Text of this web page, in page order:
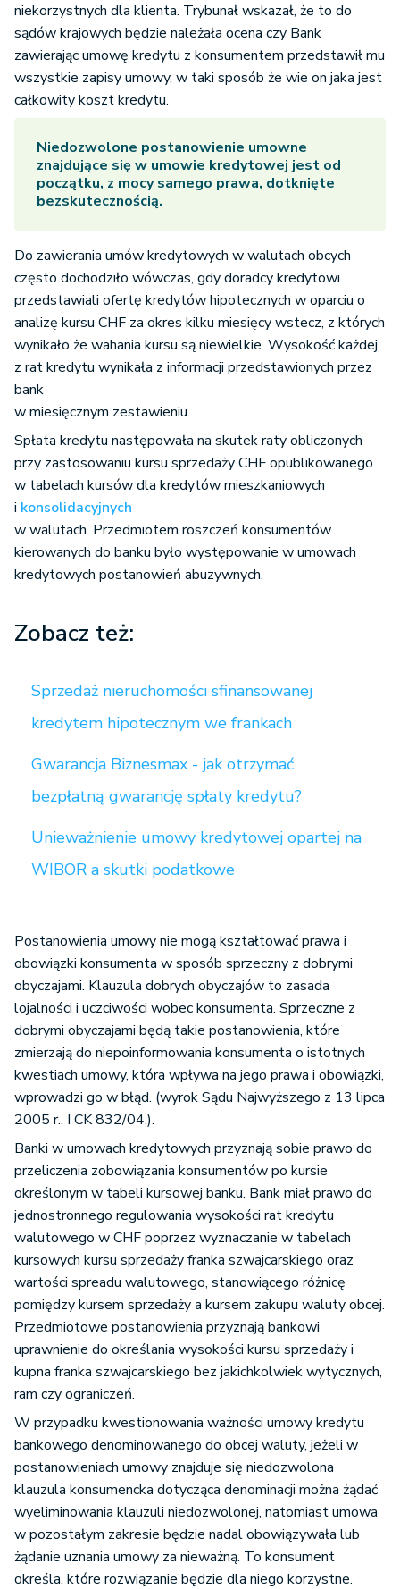
niekorzystnych dla klienta. Trybunał wskazał, że to do
sądów krajowych będzie należała ocena czy Bank
zawierając umowę kredytu z konsumentem przedstawił mu
wszystkie zapisy umowy, w taki sposób że wie on jaka jest
całkowity koszt kredytu.
Niedozwolone postanowienie umowne
znajdujące się w umowie kredytowej jest od
początku, z mocy samego prawa, dotknięte
bezskutecznością.
Do zawierania umów kredytowych w walutach obcych
często dochodziło wówczas, gdy doradcy kredytowi
przedstawiali ofertę kredytów hipotecznych w oparciu o
analizę kursu CHF za okres kilku miesięcy wstecz, z których
wynikało że wahania kursu są niewielkie. Wysokość każdej
z rat kredytu wynikała z informacji przedstawionych przez
bank
w miesięcznym zestawieniu.
Spłata kredytu następowała na skutek raty obliczonych
przy zastosowaniu kursu sprzedaży CHF opublikowanego
w tabelach kursów dla kredytów mieszkaniowych
i konsolidacyjnych
w walutach. Przedmiotem roszczeń konsumentów
kierowanych do banku było występowanie w umowach
kredytowych postanowień abuzywnych.
Zobacz też:
Sprzedaż nieruchomości sfinansowanej
kredytem hipotecznym we frankach
Gwarancja Biznesmax - jak otrzymać
bezpłatną gwarancję spłaty kredytu?
Unieważnienie umowy kredytowej opartej na
WIBOR a skutki podatkowe
Postanowienia umowy nie mogą kształtować prawa i
obowiązki konsumenta w sposób sprzeczny z dobrymi
obyczajami. Klauzula dobrych obyczajów to zasada
lojalności i uczciwości wobec konsumenta. Sprzeczne z
dobrymi obyczajami będą takie postanowienia, które
zmierzają do niepoinformowania konsumenta o istotnych
kwestiach umowy, która wpływa na jego prawa i obowiązki,
wprowadzi go w błąd. (wyrok Sądu Najwyższego z 13 lipca
2005 r., I CK 832/04,).
Banki w umowach kredytowych przyznają sobie prawo do
przeliczenia zobowiązania konsumentów po kursie
określonym w tabeli kursowej banku. Bank miał prawo do
jednostronnego regulowania wysokości rat kredytu
walutowego w CHF poprzez wyznaczanie w tabelach
kursowych kursu sprzedaży franka szwajcarskiego oraz
wartości spreadu walutowego, stanowiącego różnicę
pomiędzy kursem sprzedaży a kursem zakupu waluty obcej.
Przedmiotowe postanowienia przyznają bankowi
uprawnienie do określania wysokości kursu sprzedaży i
kupna franka szwajcarskiego bez jakichkolwiek wytycznych,
ram czy ograniczeń.
W przypadku kwestionowania ważności umowy kredytu
bankowego denominowanego do obcej waluty, jeżeli w
postanowieniach umowy znajduje się niedozwolona
klauzula konsumencka dotycząca denominacji można żądać
wyeliminowania klauzuli niedozwolonej, natomiast umowa
w pozostałym zakresie będzie nadal obowiązywała lub
żądanie uznania umowy za nieważną. To konsument
określa, które rozwiązanie będzie dla niego korzystne.